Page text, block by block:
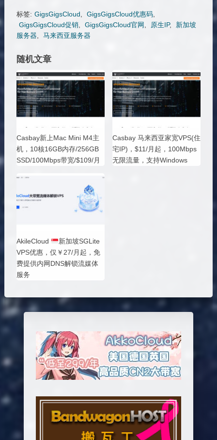
标签: GigsGigsCloud, GigsGigsCloud优惠码,
GigsGigsCloud促销, GigsGigsCloud官网, 原生IP,
新加坡
服务器, 马来西亚服务器
随机文章
Casbay新上Mac Mini M4主
机，10核16GB内存/256GB
SSD/100Mbps带宽/$109/月
Casbay 马来西亚家宽VPS(住
宅IP)，$11/月起，100Mbps
无限流量，支持Windows
AkileCloud
新加坡SGLite
VPS优惠，仅￥27/月起，免
费提供内网DNS解锁流媒体
服务